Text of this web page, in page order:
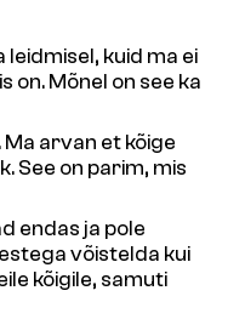
kuid ma ei
on. Mõnel on see ka
arvan et kõige
See on parim, mis
endas ja pole
võistelda kui
kõigile, samuti